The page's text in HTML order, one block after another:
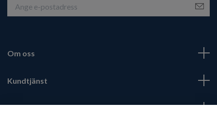
Om oss
Kundtjänst
Fotmeny